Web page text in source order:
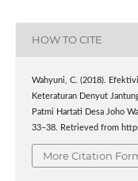
HOW TO CITE
Wahyuni, C. (2018).
Keteraturan Denyut
Patmi Hartati Desa Joho
33–38. Retrieved from
More Citation